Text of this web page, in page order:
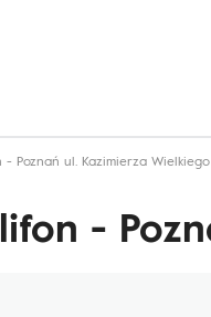
Poznań ul. Kazimierza
-